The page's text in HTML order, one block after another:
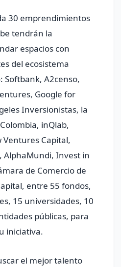
30 emprendimientos
tendrán la
espacios con
del ecosistema
A2censo,
Google for
Inversionistas, la
inQlab,
Ventures Capital,
AlphaMundi, Invest in
de Comercio de
entre 55 fondos,
15 universidades, 10
públicas, para
iniciativa.
el mejor talento